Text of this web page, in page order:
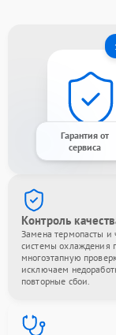
Гарантия от
сервиса
Контроль
Замена термопасты и
системы охлаждения
многоэтапную
исключаем
повторные сбои.